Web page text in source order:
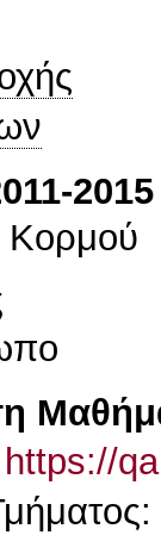
2015
Κορμού
https://